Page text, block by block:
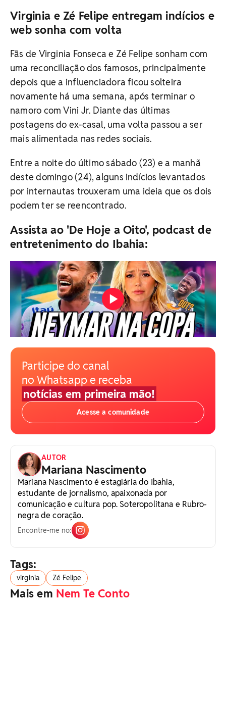
Virginia e Zé Felipe entregam indícios e
web sonha com volta
Fãs de Virginia Fonseca e Zé Felipe sonham com
uma reconciliação dos famosos, principalmente
depois que a influenciadora ficou solteira
novamente há uma semana, após terminar o
namoro com Vini Jr. Diante das últimas
postagens do ex-casal, uma volta passou a ser
mais alimentada nas redes sociais.
Entre a noite do último sábado (23) e a manhã
deste domingo (24), alguns indícios levantados
por internautas trouxeram uma ideia que os dois
podem ter se reencontrado.
Assista ao 'De Hoje a Oito', podcast de
entretenimento do Ibahia:
Participe do canal
no Whatsapp e receba
notícias em primeira mão!
Acesse a comunidade
AUTOR
Mariana Nascimento
Mariana Nascimento é estagiária do Ibahia,
estudante de jornalismo, apaixonada por
comunicação e cultura pop. Soteropolitana e Rubro-
negra de coração.
Encontre-me no:
Tags:
virginia Zé Felipe
Mais em Nem Te Conto